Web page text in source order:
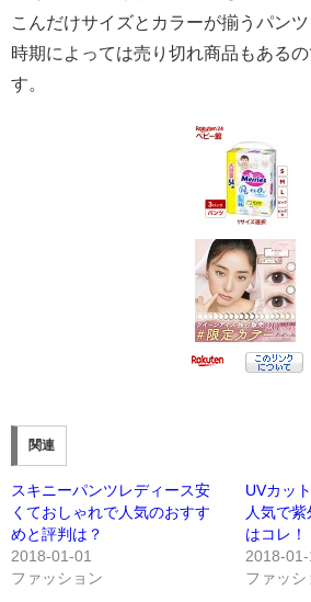
こんだけサイズとカラーが揃うパンツ
時期によっては売り切れ商品もある
す。
関連
スキニーパンツレディース安
くておしゃれで人気のおすす
めと評判は？
2018-01-01
ファッション
UVカッ
人気で
はコレ！
2018-01-
ファッシ